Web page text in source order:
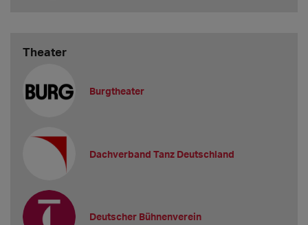
Theater
Burgtheater
Dachverband Tanz Deutschland
Deutscher Bühnenverein